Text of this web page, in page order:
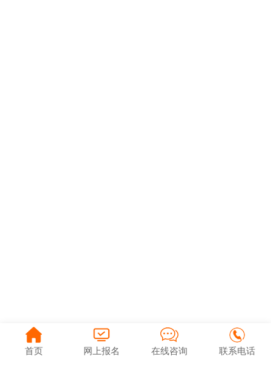
首页 网上报名 在线咨询 联系电话